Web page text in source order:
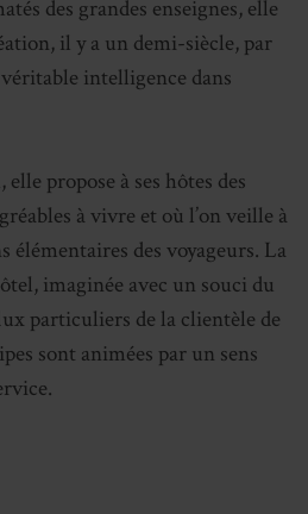
des grandes enseignes, elle
il y a un demi-siècle, par
intelligence dans
propose à ses hôtes des
à vivre et où l’on veille à
élémentaires des voyageurs. La
imaginée avec un souci du
particuliers de la clientèle de
sont animées par un sens